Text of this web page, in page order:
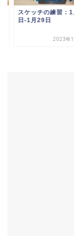
ッチの練習：1月23
月29日
2023年1月30日